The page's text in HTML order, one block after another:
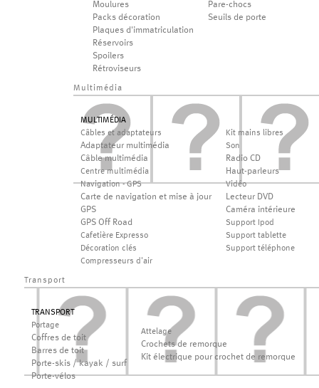
Moulures
Packs décoration
Plaques d'immatriculation
Réservoirs
Spoilers
Rétroviseurs
Pare-chocs
Seuils de porte
Multimédia
MULTIMÉDIA
Câbles et adaptateurs
Adaptateur multimédia
Câble multimédia
Centre multimédia
Navigation - GPS
Carte de navigation et mise à jour
GPS
GPS Off Road
Cafetière Expresso
Décoration clés
Compresseurs d'air
Kit mains libres
Son
Radio CD
Haut-parleurs
Vidéo
Lecteur DVD
Caméra intérieure
Support Ipod
Support tablette
Support téléphone
Transport
TRANSPORT
Portage
Coffres de toit
Barres de toit
Porte-skis / kayak / surf
Porte-vélos
Attelage
Crochets de remorque
Kit électrique pour crochet de remorque